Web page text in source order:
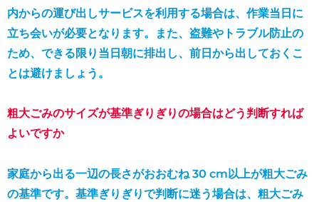
内からの運び出しサービスを利用する場合は、作業当日に
立ち会いが必要となります。また、盗難やトラブル防止の
ため、できる限り当日朝に排出し、前日から出しておくこ
とは避けましょう。
粗大ごみのサイズが基準ぎりぎりの場合はどう判断すれば
よいですか
家庭から出る一辺の長さがおおむね 30 cm以上が粗大ごみ
の基準です。基準ぎりぎりで判断に迷う場合は、粗大ごみ